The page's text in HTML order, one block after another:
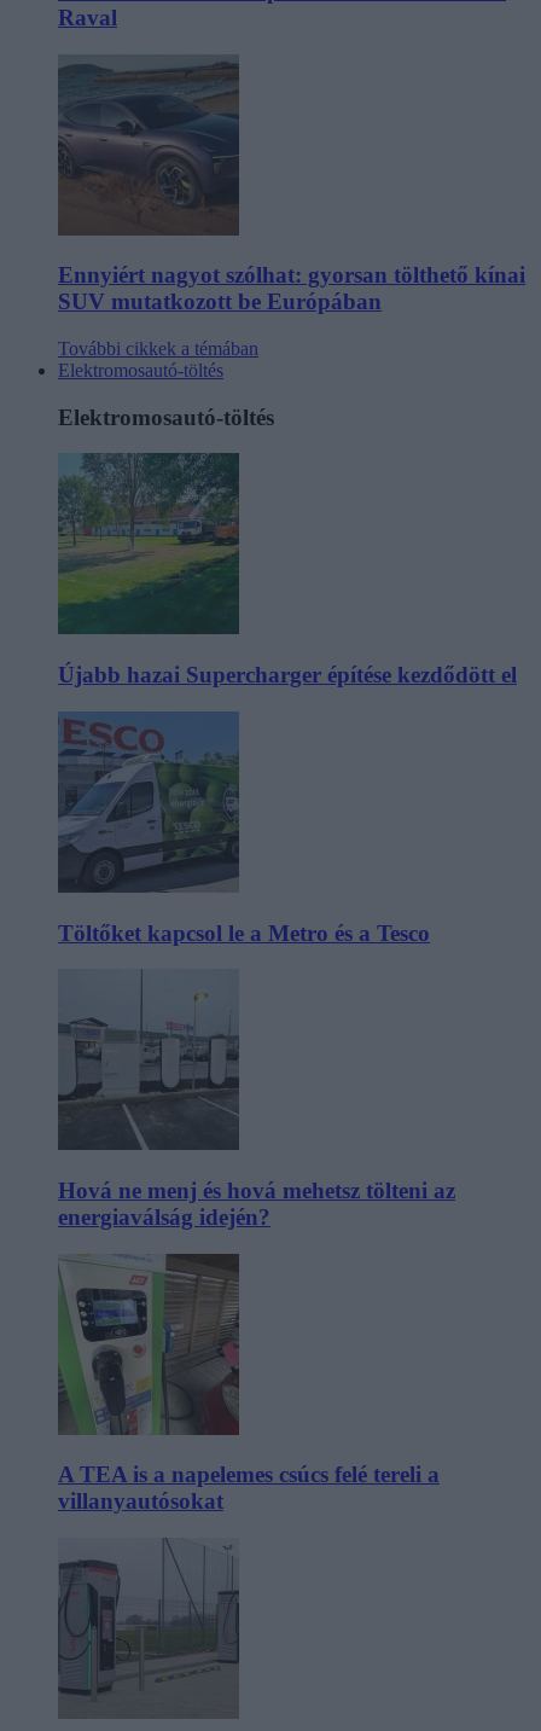
Raval
Ennyiért nagyot szólhat: gyorsan tölthető kínai
SUV mutatkozott be Európában
További cikkek a témában
Elektromosautó-töltés
Elektromosautó-töltés
Újabb hazai Supercharger építése kezdődött el
Töltőket kapcsol le a Metro és a Tesco
Hová ne menj és hová mehetsz tölteni az
energiaválság idején?
A TEA is a napelemes csúcs felé tereli a
villanyautósokat